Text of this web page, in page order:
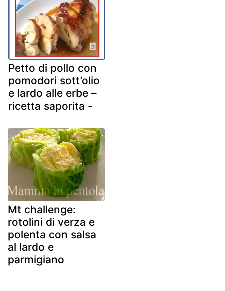
Petto di pollo con
pomodori sott’olio
e lardo alle erbe –
ricetta saporita -
Mt challenge:
rotolini di verza e
polenta con salsa
al lardo e
parmigiano